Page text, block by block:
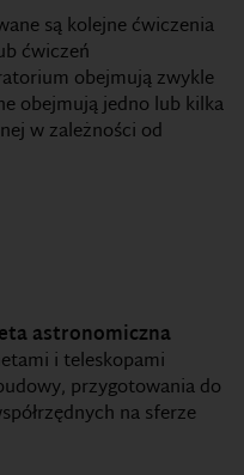
są kolejne ćwiczenia
ćwiczeń
obejmują zwykle
obejmują jedno lub kilka
w zależności od
astronomiczna
i teleskopami
przygotowania do
na sferze